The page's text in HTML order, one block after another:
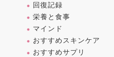
回復記録
栄養と食事
マインド
おすすめスキンケア
おすすめサプリ